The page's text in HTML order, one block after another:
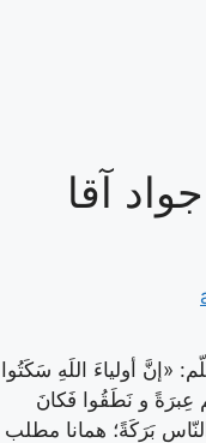
آقا
«إنَّ أولياءَ اللَهِ سَكَتُوا
عِبرَةً و نَطَقُوا فَكانَ
بَرَكَةً؛ همانا مطلب